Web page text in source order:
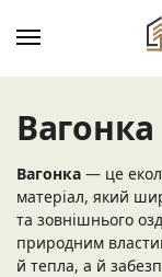
Вагонка
Вагонка — це
матеріал, який
та зовнішнього
природним
й тепла, а й